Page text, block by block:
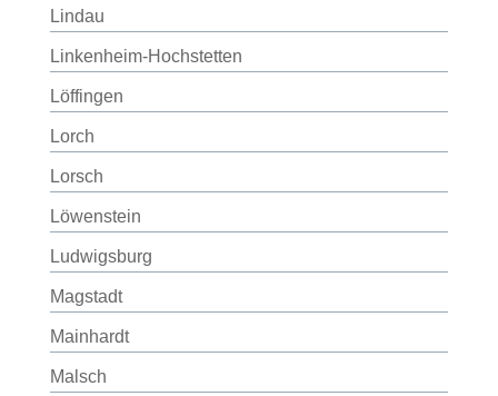
Lindau
Linkenheim-Hochstetten
Löffingen
Lorch
Lorsch
Löwenstein
Ludwigsburg
Magstadt
Mainhardt
Malsch